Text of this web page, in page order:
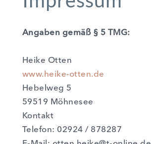
Anga­ben gemäß § 5 TMG:
Hei­ke Otten
www.heike-otten.de
Hebel­weg 5
59519 Möh­ne­see
Kon­takt
Tele­fon: 02924 / 878287